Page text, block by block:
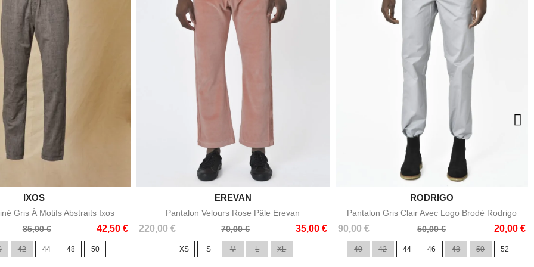
Aperçu rapide
IXOS
Gris À Motifs Abstraits Ixos
85,00 € 42,50 €
42 44 48 50
Aperçu rapide
EREVAN
Pantalon Velours Rose Pâle Erevan
220,00 €
Prix
70,00 € 35,00 €
Prix
XS S M L XL
Aperçu rapide
RODRIGO
Pantalon Gris Clair Avec Logo Brodé Rodrigo
90,00 €
Prix
de
base
50,00 € 20,00 €
Prix
40 42 44 46 48 50 52